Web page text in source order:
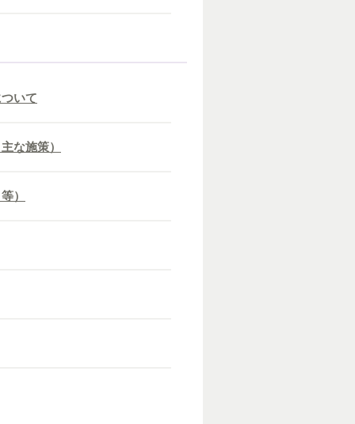
いて
な施策）
）